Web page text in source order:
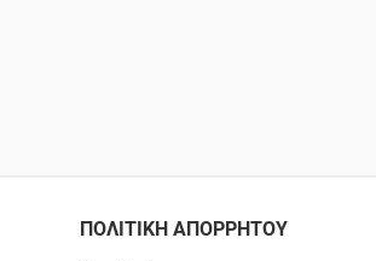
ΠΟΛΙΤΙΚΗ ΑΠΟΡΡΗΤΟΥ